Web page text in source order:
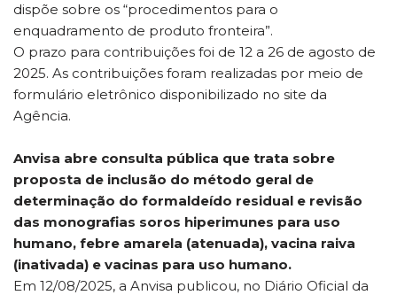
dispõe sobre os “procedimentos para o
enquadramento de produto fronteira”.
O prazo para contribuições foi de 12 a 26 de agosto de
2025. As contribuições foram realizadas por meio de
formulário eletrônico disponibilizado no site da
Agência.
Anvisa abre consulta pública que trata sobre
proposta de inclusão do método geral de
determinação do formaldeído residual e revisão
das monografias soros hiperimunes para uso
humano, febre amarela (atenuada), vacina raiva
(inativada) e vacinas para uso humano.
Em 12/08/2025, a Anvisa publicou, no Diário Oficial da